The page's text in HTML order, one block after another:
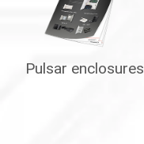
Pulsar enclosures